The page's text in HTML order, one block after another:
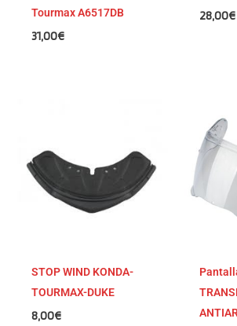
Tourmax A6517DB
31,00€
28,00€
STOP WIND KONDA-
TOURMAX-DUKE
8,00€